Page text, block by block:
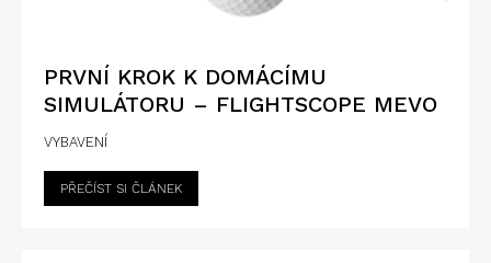
PRVNÍ KROK K DOMÁCÍMU
SIMULÁTORU – FLIGHTSCOPE MEVO
VYBAVENÍ
PŘEČÍST SI ČLÁNEK